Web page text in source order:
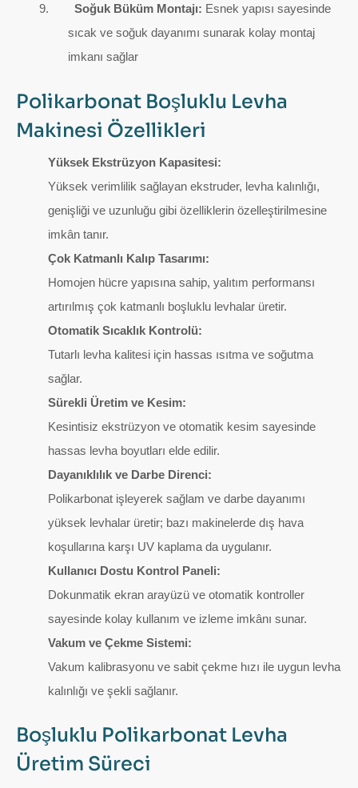
Soğuk Büküm Montajı: Esnek yapısı sayesinde
sıcak ve soğuk dayanımı sunarak kolay montaj
imkanı sağlar
Polikarbonat Boşluklu Levha
Makinesi Özellikleri
Yüksek Ekstrüzyon Kapasitesi:
Yüksek verimlilik sağlayan ekstruder, levha kalınlığı,
genişliği ve uzunluğu gibi özelliklerin özelleştirilmesine
imkân tanır.
Çok Katmanlı Kalıp Tasarımı:
Homojen hücre yapısına sahip, yalıtım performansı
artırılmış çok katmanlı boşluklu levhalar üretir.
Otomatik Sıcaklık Kontrolü:
Tutarlı levha kalitesi için hassas ısıtma ve soğutma
sağlar.
Sürekli Üretim ve Kesim:
Kesintisiz ekstrüzyon ve otomatik kesim sayesinde
hassas levha boyutları elde edilir.
Dayanıklılık ve Darbe Direnci:
Polikarbonat işleyerek sağlam ve darbe dayanımı
yüksek levhalar üretir; bazı makinelerde dış hava
koşullarına karşı UV kaplama da uygulanır.
Kullanıcı Dostu Kontrol Paneli:
Dokunmatik ekran arayüzü ve otomatik kontroller
sayesinde kolay kullanım ve izleme imkânı sunar.
Vakum ve Çekme Sistemi:
Vakum kalibrasyonu ve sabit çekme hızı ile uygun levha
kalınlığı ve şekli sağlanır.
Boşluklu Polikarbonat Levha
Üretim Süreci